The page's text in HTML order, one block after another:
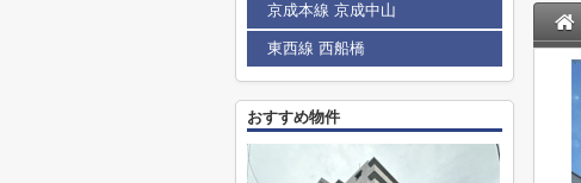
京成本線 京成中山
東西線 西船橋
おすすめ物件